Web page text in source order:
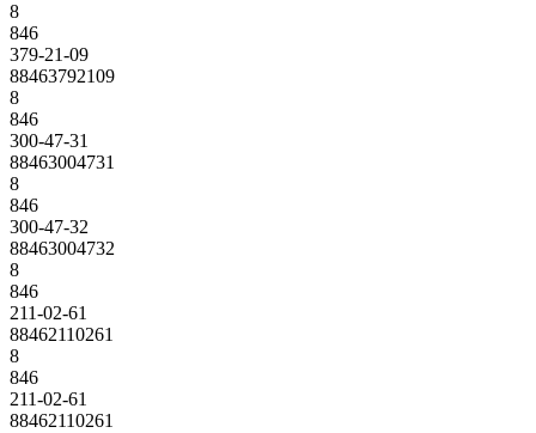
8
846
379-21-09
88463792109
8
846
300-47-31
88463004731
8
846
300-47-32
88463004732
8
846
211-02-61
88462110261
8
846
211-02-61
88462110261